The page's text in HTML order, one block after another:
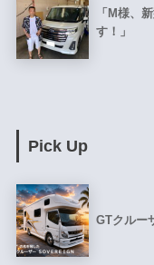
「M様、
す！」
Pick Up
GTクル